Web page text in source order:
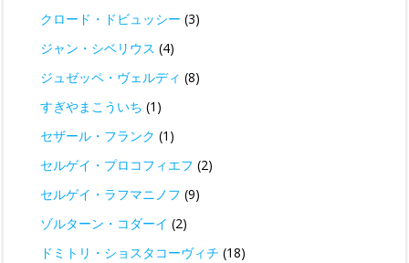
クロード・ドビュッシー (3)
ジャン・シベリウス (4)
ジュゼッペ・ヴェルディ (8)
すぎやまこういち (1)
セザール・フランク (1)
セルゲイ・プロコフィエフ (2)
セルゲイ・ラフマニノフ (9)
ゾルターン・コダーイ (2)
ドミトリ・ショスタコーヴィチ (18)